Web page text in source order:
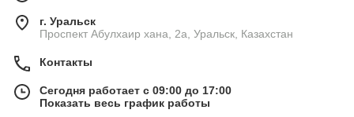
г. Уральск
Проспект Абулхаир хана, 2а, Уральск, Казахстан
Контакты
Сегодня работает с 09:00 до 17:00
Показать весь график работы